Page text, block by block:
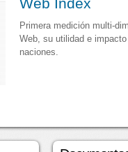
Primera medición multi-
Web, su utilidad e
naciones.